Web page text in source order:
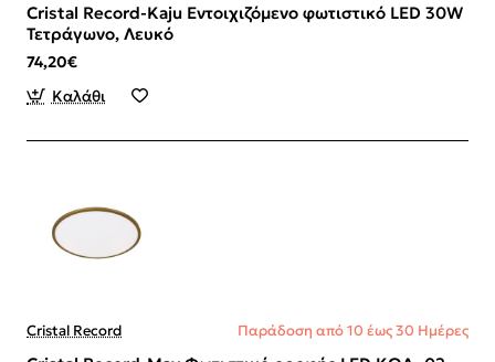
Cristal Record-Kaju Εντοιχιζόμενο φωτιστικό LED 30W
Τετράγωνο, Λευκό
74,20€
Καλάθι
Cristal Record Παράδοση από 10 έως 30 Ημέρες